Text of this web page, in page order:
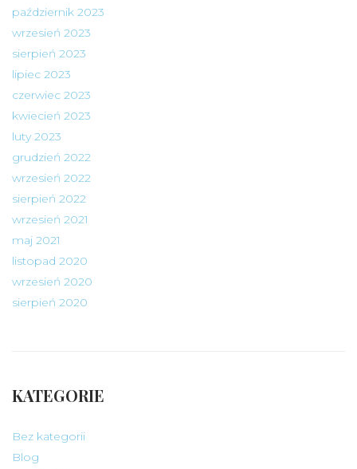
październik 2023
wrzesień 2023
sierpień 2023
lipiec 2023
czerwiec 2023
kwiecień 2023
luty 2023
grudzień 2022
wrzesień 2022
sierpień 2022
wrzesień 2021
maj 2021
listopad 2020
wrzesień 2020
sierpień 2020
KATEGORIE
Bez kategorii
Blog